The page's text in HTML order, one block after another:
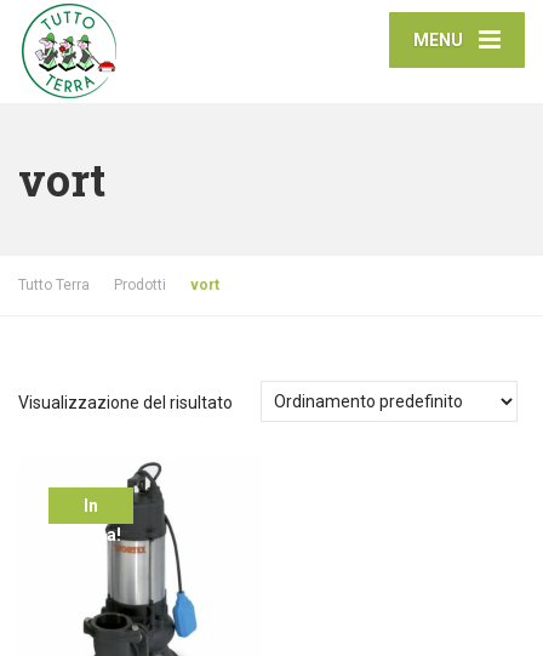
MENU
vort
Tutto Terra Prodotti vort
Visualizzazione del risultato
In
offerta!